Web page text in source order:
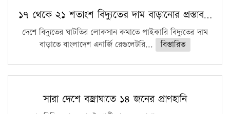
১৭ থেকে ২১ শতাংশ বিদ্যুতের দাম বাড়ানোর প্রস্তাব…
দেশে বিদ্যুতের ঘাটতির লোকসান কমাতে পাইকারি বিদ্যুতের দাম
বাড়াতে বাংলাদেশ এনার্জি রেগুলেটরি...
বিস্তারিত
সারা দেশে বজ্রাঘাতে ১৪ জনের প্রাণহানি